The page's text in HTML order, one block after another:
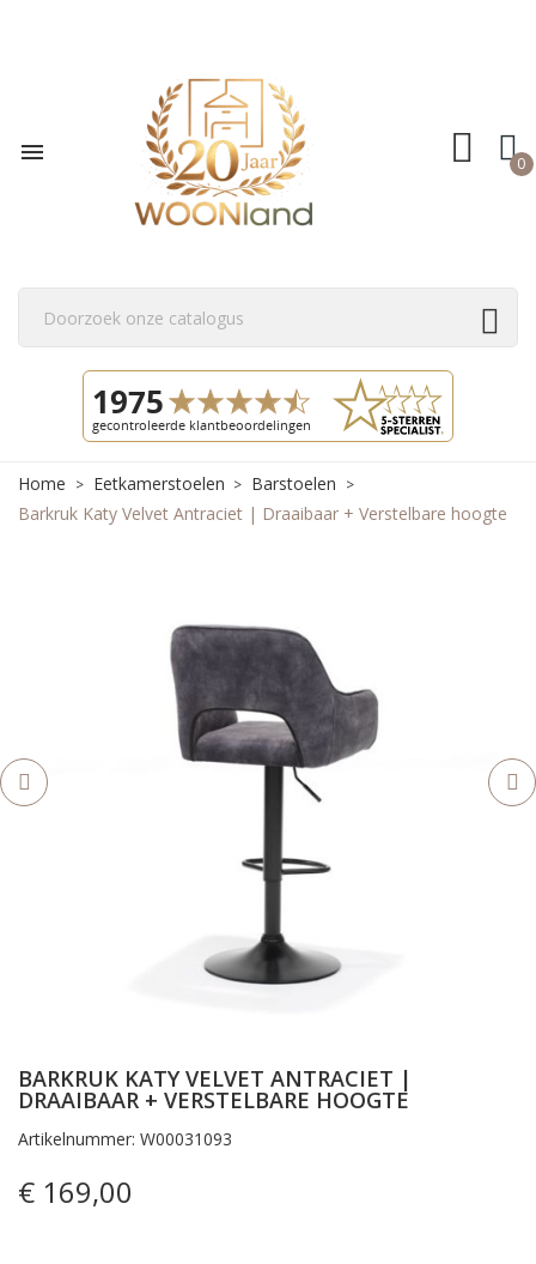
 0
Home Eetkamerstoelen
Barstoelen
Barkruk Katy Velvet Antraciet | Draaibaar + Verstelbare hoogte
BARKRUK KATY VELVET ANTRACIET |
DRAAIBAAR + VERSTELBARE HOOGTE
Artikelnummer: W00031093
€ 169,00